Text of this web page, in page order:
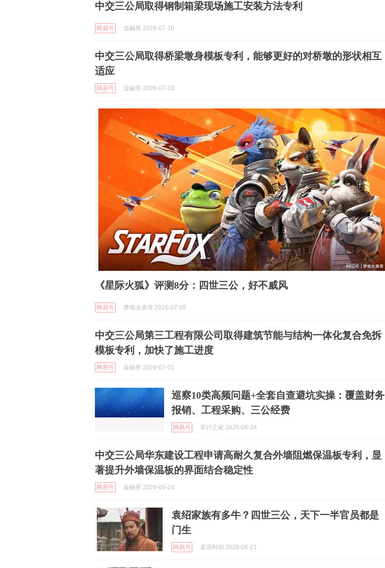
中交三公局取得钢制箱梁现场施工安装方法专利
网易号 金融界 2026-07-10
中交三公局取得桥梁墩身模板专利，能够更好的对桥墩的形状相互
适应
网易号 金融界 2026-07-10
《星际火狐》评测8分：四世三公，好不威风
网易号 梦电大表哥 2026-07-05
中交三公局第三工程有限公司取得建筑节能与结构一体化复合免拆
模板专利，加快了施工进度
网易号 金融界 2026-07-01
巡察10类高频问题+全套自查避坑实操：覆盖财务
报销、工程采购、三公经费
网易号 审计之家 2026-06-24
中交三公局华东建设工程申请高耐久复合外墙阻燃保温板专利，显
著提升外墙保温板的界面结合稳定性
网易号 金融界 2026-06-24
袁绍家族有多牛？四世三公，天下一半官员都是
门生
网易号 星语时间 2026-06-21